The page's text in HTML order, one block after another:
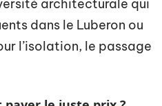
architecturale qui
dans le Luberon ou
l’isolation, le passage